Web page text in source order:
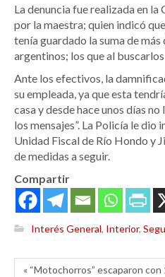
La denuncia fue realizada en
por la maestra; quien indicó
tenía guardado la suma de más
argentinos; los que al
Ante los efectivos, la
su empleada, ya que esta
casa y desde hace unos días
los mensajes”. La Policía le dio
Unidad Fiscal de Río Hondo y
de medidas a seguir.
Compartir
Interés General, Interior,
« “Motochorros” escaparon